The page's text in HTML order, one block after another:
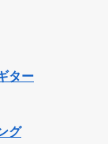
ター
グ